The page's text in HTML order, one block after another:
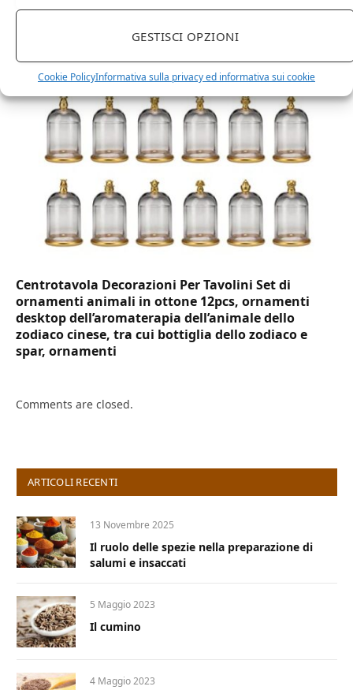
GESTISCI OPZIONI
Cookie PolicyInformativa sulla privacy ed informativa sui cookie
DOT Horeca Solutions 1000 Bicchieri PET
trasparenti monouso 350 ML tacca 0,3 alta qualità
birra cocktail drink
Centrotavola Decorazioni Per Tavolini Set di
ornamenti animali in ottone 12pcs, ornamenti
desktop dell’aromaterapia dell’animale dello
zodiaco cinese, tra cui bottiglia dello zodiaco e
spar, ornamenti
Comments are closed.
ARTICOLI RECENTI
13 Novembre 2025
Il ruolo delle spezie nella preparazione di
salumi e insaccati
5 Maggio 2023
Il cumino
4 Maggio 2023